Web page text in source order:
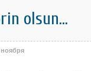
olsun...
ноября